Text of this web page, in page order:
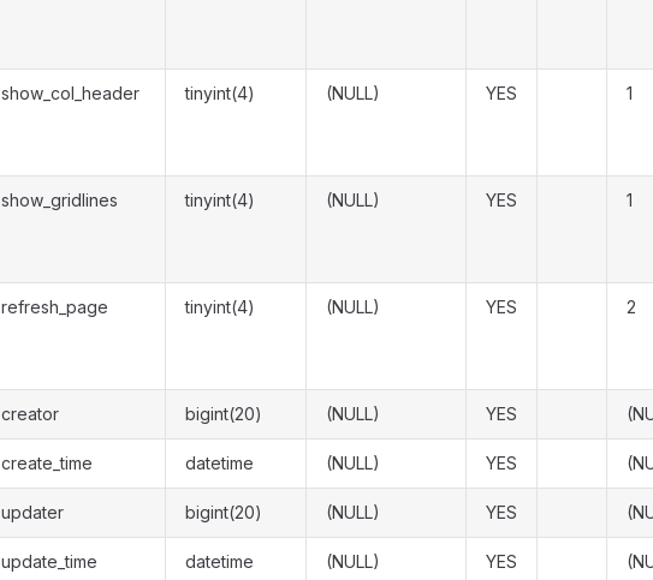
show_col_header tinyint(4) (NULL) YES 1
show_gridlines tinyint(4) (NULL) YES 1
refresh_page tinyint(4) (NULL) YES 2
creator bigint(20) (NULL) YES
create_time datetime (NULL) YES
updater bigint(20) (NULL) YES
update_time datetime (NULL) YES